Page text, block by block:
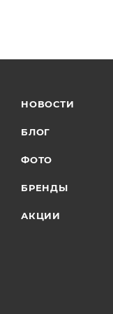
НОВОСТИ
БЛОГ
ФОТО
БРЕНДЫ
АКЦИИ